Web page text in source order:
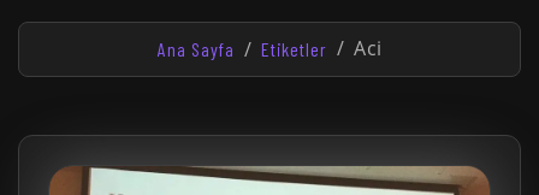
Ana Sayfa Etiketler Aci